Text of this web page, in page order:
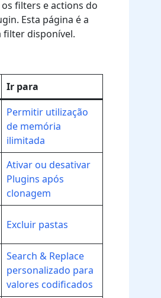
filters e actions do
Esta página é a
filter disponível.
Ir para
Permitir utilização
de memória
ilimitada
Ativar ou desativar
Plugins após
clonagem
Excluir pastas
Search & Replace
personalizado para
valores codificados